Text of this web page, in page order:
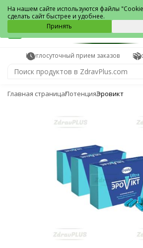
Можга
Круглосуточный прием заказов
Главная страницаПотенцияЭровикт
На нашем сайте используются файлы
сделать сайт быстрее и удобнее.
Принять